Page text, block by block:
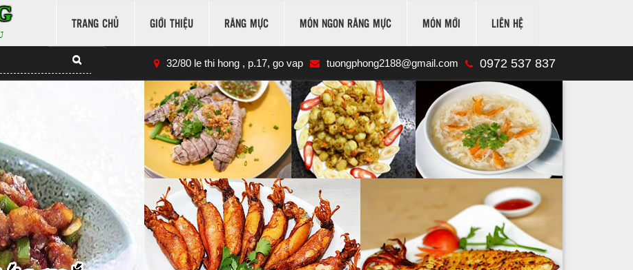
TRANG CHỦ GIỚI THIỆU RĂNG MỰC MÓN NGON RĂNG MỰC MÓN MỚI LIÊN HỆ
32/80 le thi hong , p.17, go vap tuongphong2188@gmail.com 0972 537 837